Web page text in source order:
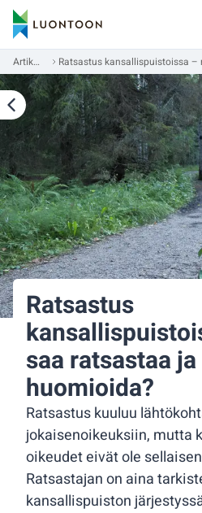
Artikkelit
Ratsastus
saa ratsastaa
huomioida?
Ratsastus kuuluu
jokaisenoikeuksiin, mutta
oikeudet eivät ole
Ratsastajan on aina
kansallispuiston